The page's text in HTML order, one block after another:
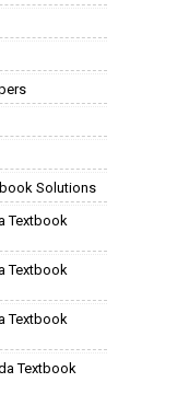
Solutions
Textbook
Textbook
Textbook
Textbook